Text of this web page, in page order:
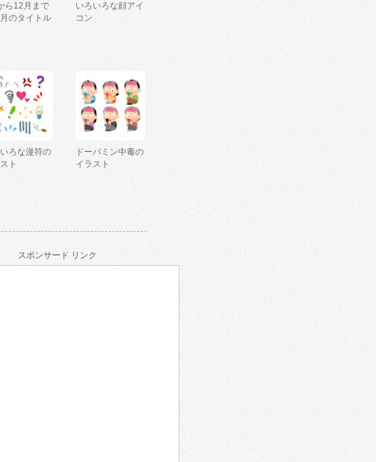
ら12月まで
のタイトル
いろいろな顔アイ
コン
ろな漫符の
ト
ドーパミン中毒の
イラスト
スポンサード リンク